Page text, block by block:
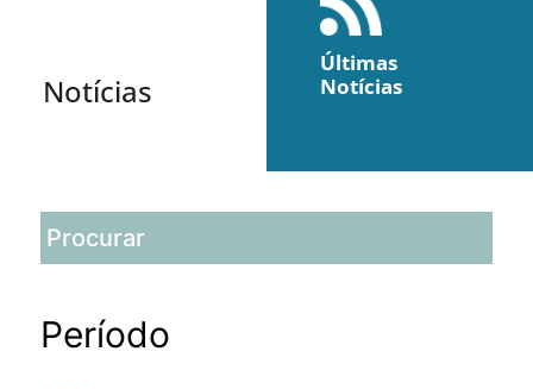
Notícias
Últimas
Notícias
Período